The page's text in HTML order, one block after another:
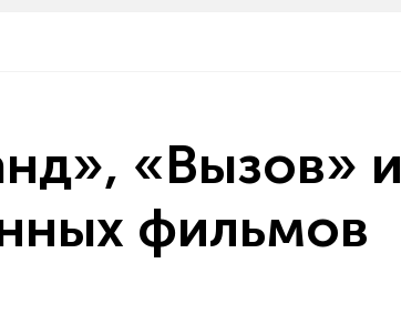
«Вызов» и
фильмов